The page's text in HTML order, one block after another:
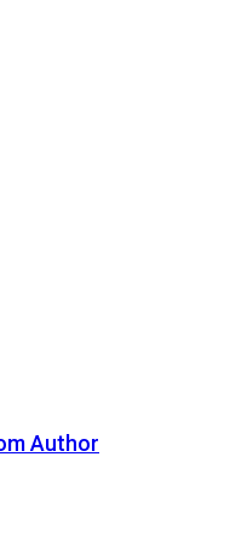
Author